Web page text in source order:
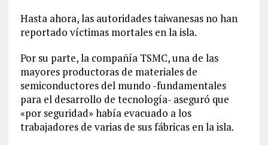
Hasta ahora, las autoridades taiwanesas no han
reportado víctimas mortales en la isla.
Por su parte, la compañía TSMC, una de las
mayores productoras de materiales de
semiconductores del mundo -fundamentales
para el desarrollo de tecnología- aseguró que
«por seguridad» había evacuado a los
trabajadores de varias de sus fábricas en la isla.